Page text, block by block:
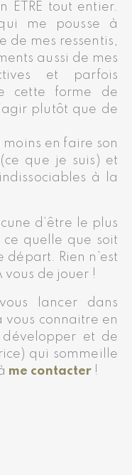
ETRE tout entier.
me pousse à
de mes ressentis,
aussi de mes
et parfois
cette forme de
plutôt que de
en faire son
que je suis) et
à la
d’être le plus
ce quelle que soit
Rien n’est
vous de jouer !
lancer dans
vous connaitre en
et de
qui sommeille
me contacter !